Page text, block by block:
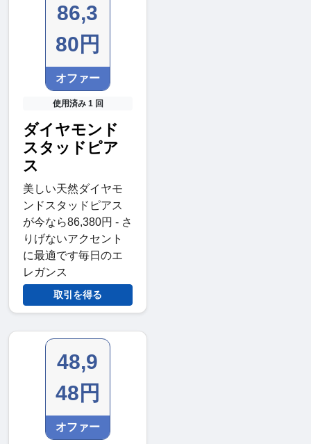
86,3
80円
オファー
使用済み 1 回
ダイヤモンド
スタッドピア
ス
美しい天然ダイヤモ
ンドスタッドピアス
が今なら86,380円 - さ
りげないアクセント
に最適です毎日のエ
レガンス
取引を得る
48,9
48円
オファー